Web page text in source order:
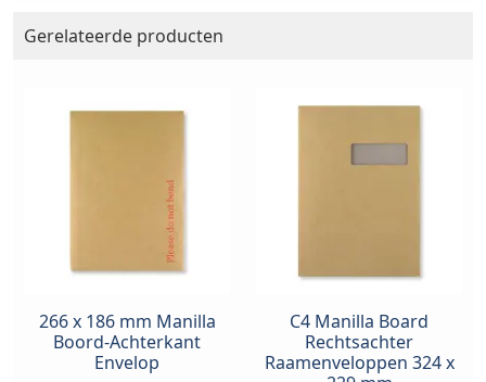
Gerelateerde producten
266 x 186 mm Manilla
Boord-Achterkant
Envelop
C4 Manilla Board
Rechtsachter
Raamenveloppen 324 x